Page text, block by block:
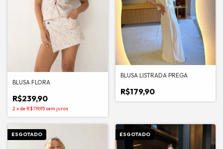
BLUSA FLORA
R$239,90
2xde R$119,95 sem juros
BLUSA LISTRADA PREGA
R$179,90
ESGOTADO ESGOTADO